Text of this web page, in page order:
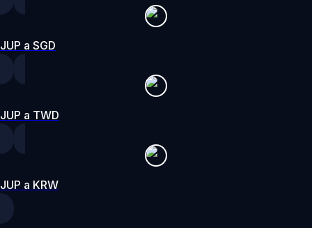
JUP a SGD
JUP a TWD
JUP a KRW